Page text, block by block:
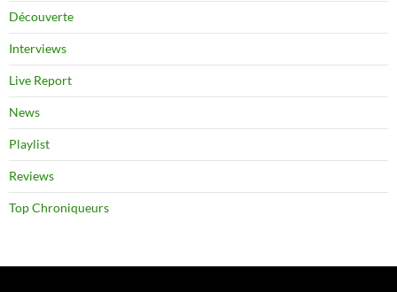
Découverte
Interviews
Live Report
News
Playlist
Reviews
Top Chroniqueurs